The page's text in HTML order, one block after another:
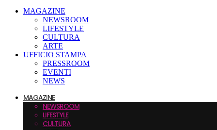
MAGAZINE
NEWSROOM
LIFESTYLE
CULTURA
ARTE
UFFICIO STAMPA
PRESSROOM
EVENTI
NEWS
MAGAZINE
NEWSROOM
LIFESTYLE
CULTURA